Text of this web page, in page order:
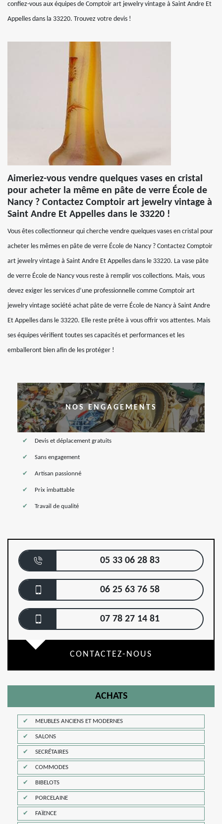
confiez-vous aux équipes de Comptoir art jewelry vintage à Saint Andre Et
Appelles dans la 33220. Trouvez votre devis !
Aimeriez-vous vendre quelques vases en cristal
pour acheter la même en pâte de verre École de
Nancy ? Contactez Comptoir art jewelry vintage à
Saint Andre Et Appelles dans le 33220 !
Vous êtes collectionneur qui cherche vendre quelques vases en cristal pour
acheter les mêmes en pâte de verre École de Nancy ? Contactez Comptoir
art jewelry vintage à Saint Andre Et Appelles dans le 33220. La vase pâte
de verre École de Nancy vous reste à remplir vos collections. Mais, vous
devez exiger les services d’une professionnelle comme Comptoir art
jewelry vintage société achat pâte de verre École de Nancy à Saint Andre
Et Appelles dans le 33220. Elle reste prête à vous offrir vos attentes. Mais
ses équipes vérifient toutes ses capacités et performances et les
emballeront bien afin de les protéger !
NOS ENGAGEMENTS
Devis et déplacement gratuits
Sans engagement
Artisan passionné
Prix imbattable
Travail de qualité
05 33 06 28 83
06 25 63 76 58
07 78 27 14 81
CONTACTEZ-NOUS
ACHATS
MEUBLES ANCIENS ET MODERNES
SALONS
SECRÉTAIRES
COMMODES
BIBELOTS
PORCELAINE
FAÏENCE